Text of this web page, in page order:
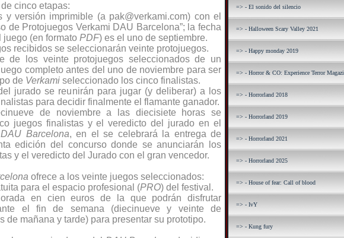
cinco etapas:
y versión imprimible (a pak@verkami.com) con el
de Protojuegos Verkami DAU Barcelona”; la fecha
juego (en formato PDF) es el uno de septiembre.
recibidos se seleccionarán veinte protojuegos.
de los veinte protojuegos seleccionados de un
completo antes del uno de noviembre para ser
de Verkami seleccionado los cinco finalistas.
jurado se reunirán para jugar (y deliberar) a los
para decidir finalmente el flamante ganador.
de noviembre a las diecisiete horas se
juegos finalistas y el veredicto del jurado en el
DAU Barcelona, en el se celebrará la entrega de
edición del concurso donde se anunciarán los
y el veredicto del Jurado con el gran vencedor.
ofrece a los veinte juegos seleccionados:
para el espacio profesional (PRO) del festival.
en cien euros de la que podrán disfrutar
el fin de semana (diecinueve y veinte de
de mañana y tarde) para presentar su prototipo.
=> - El sonido del silencio
=> - Halloween Scary Valley 2021
=> - Happy monday 2019
=> - Horror & CO: Experience Terror
=> - Horrorland 2018
=> - Horrorland 2019
=> - Horrorland 2021
=> - Horrorland 2025
=> - House of fear: Call of blood
=> - IvY
=> - Kung fury